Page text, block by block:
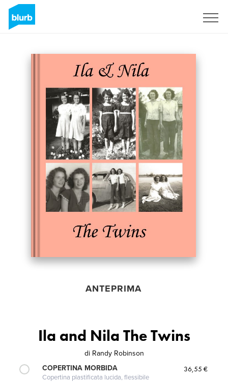
ANTEPRIMA
Ila and Nila The Twins
di Randy Robinson
COPERTINA MORBIDA
Copertina plastificata lucida, flessibile
36,55 €